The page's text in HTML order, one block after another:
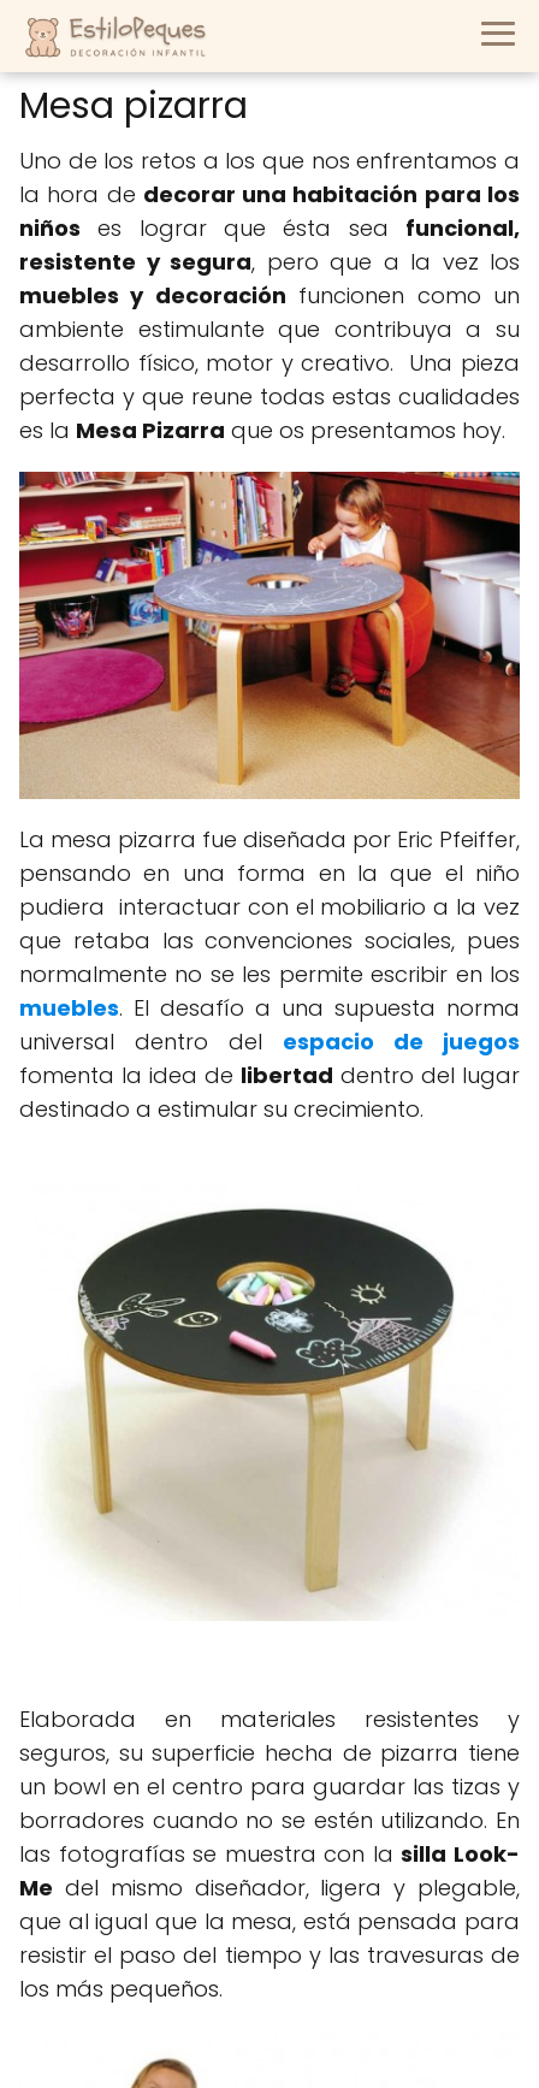
Mesa pizarra
Uno de los retos a los que nos enfrentamos a
la hora de decorar una habitación para los
niños es lograr que ésta sea funcional,
resistente y segura, pero que a la vez los
muebles y decoración funcionen como un
ambiente estimulante que contribuya a su
desarrollo físico, motor y creativo. Una pieza
perfecta y que reune todas estas cualidades
es la Mesa Pizarra que os presentamos hoy.
La mesa pizarra fue diseñada por Eric Pfeiffer,
pensando en una forma en la que el niño
pudiera interactuar con el mobiliario a la vez
que retaba las convenciones sociales, pues
normalmente no se les permite escribir en los
muebles. El desafío a una supuesta norma
universal dentro del espacio de juegos
fomenta la idea de libertad dentro del lugar
destinado a estimular su crecimiento.
Elaborada en materiales resistentes y
seguros, su superficie hecha de pizarra tiene
un bowl en el centro para guardar las tizas y
borradores cuando no se estén utilizando. En
las fotografías se muestra con lasilla Look-
Me del mismo diseñador, ligera y plegable,
que al igual que la mesa, está pensada para
resistir el paso del tiempo y las travesuras de
los más pequeños.